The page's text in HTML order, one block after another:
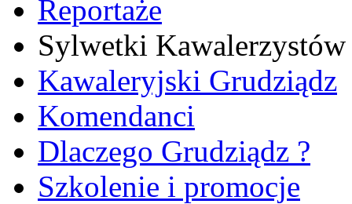
Reportaże
Sylwetki Kawalerzystów
Kawaleryjski Grudziądz
Komendanci
Dlaczego Grudziądz ?
Szkolenie i promocje